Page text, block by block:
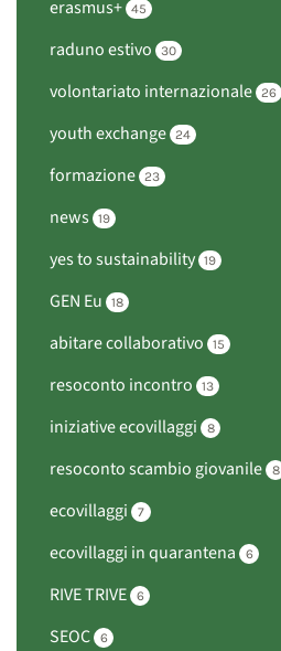
erasmus+ 45
raduno estivo 30
volontariato internazionale 26
youth exchange 24
formazione 23
news 19
yes to sustainability 19
GEN Eu 18
abitare collaborativo 15
resoconto incontro 13
iniziative ecovillaggi 8
resoconto scambio giovanile 8
ecovillaggi 7
ecovillaggi in quarantena 6
RIVE TRIVE 6
SEOC 6